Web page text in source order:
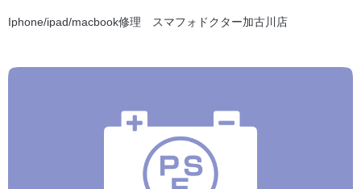
Iphone/ipad/macbook修理 スマフォドクター加古川店